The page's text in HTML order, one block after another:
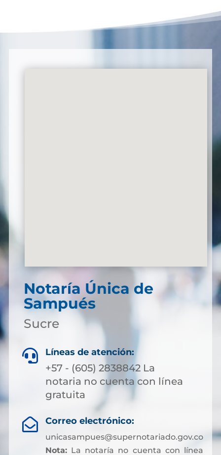
Notaría Única de
Sampués
Sucre
 Líneas de atención:
+57 - (605) 2838842 La
notaria no cuenta con línea
gratuita
 Correo electrónico:
unicasampues@supernotariado.gov.co
Nota:La notaría no cuenta con línea